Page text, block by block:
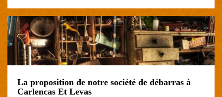
La proposition de notre société de débarras à
Carlencas Et Levas